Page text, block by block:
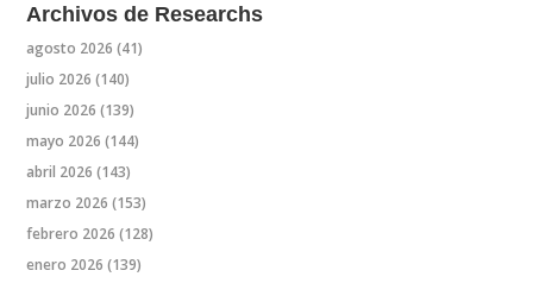
Archivos de Researchs
agosto 2026 (41)
julio 2026 (140)
junio 2026 (139)
mayo 2026 (144)
abril 2026 (143)
marzo 2026 (153)
febrero 2026 (128)
enero 2026 (139)